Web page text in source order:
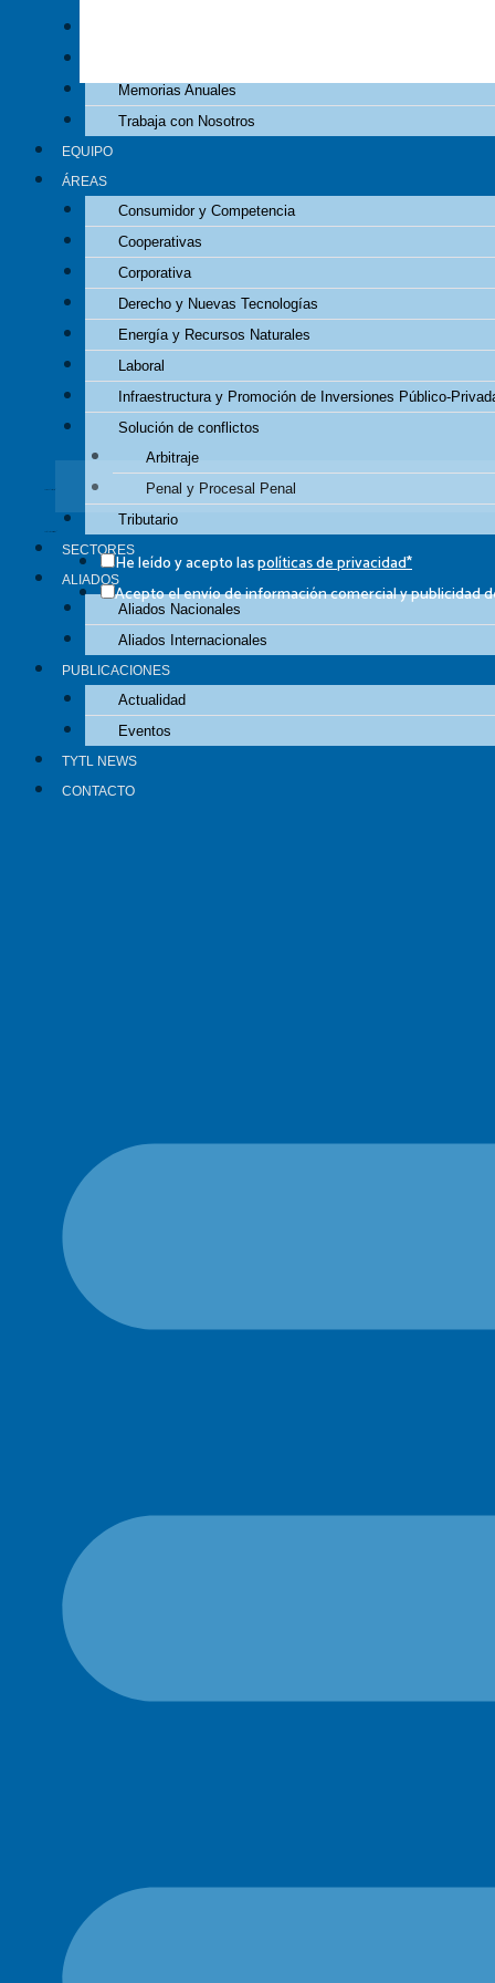
Memorias Anuales
Trabaja con Nosotros
EQUIPO
ÁREAS
Consumidor y Competencia
Cooperativas
Corporativa
Derecho y Nuevas Tecnologías
Energía y Recursos Naturales
Laboral
Infraestructura y Promoción de Inversiones Público-
Solución de conflictos
Arbitraje
Penal y Procesal Penal
Tributario
SECTORES
ALIADOS
Aliados Nacionales
Aliados Internacionales
PUBLICACIONES
Actualidad
Eventos
TYTL NEWS
CONTACTO
Durante más de cinco décadas hemosacumulado una importante y
CONTACTO
BOLETÍN INFORMATIVO
Suscríbete, de forma gratuita, a nuestro boletín ‘TYTL News’
Correo electrónico
Casillas de verificación
He leído y acepto laspolíticas de privacidad*
Acepto el envío de información comercial y publicidad
SIGAMOS CONECTADOS​